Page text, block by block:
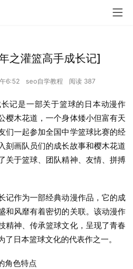
之灌篮高手成长记]
6:52 seo自学教程 阅读 387
记是一部关于篮球的日本动漫作
樱木花道，一个身体矮小但富有天
们一起参加全国中学篮球比赛的经
刻画队员们的成长故事和樱木花道
关于篮球、团队精神、友情、拼搏
记作为一部经典动漫作品，它的成
和风靡有着密切的关联。该动漫作
精神、传承篮球文化，呈现了青春
日本篮球文化的代表作之一。
角色特点